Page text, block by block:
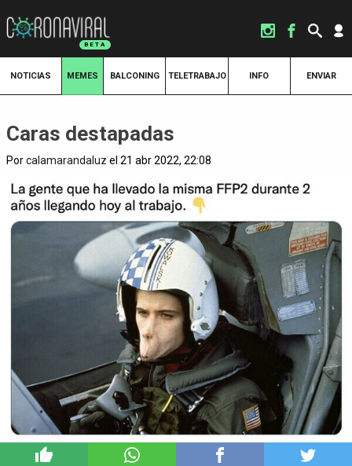
NOTICIAS MEMES BALCONING TELETRABAJO INFO ENVIAR
Caras destapadas
Porcalamarandaluz el 21 abr 2022, 22:08